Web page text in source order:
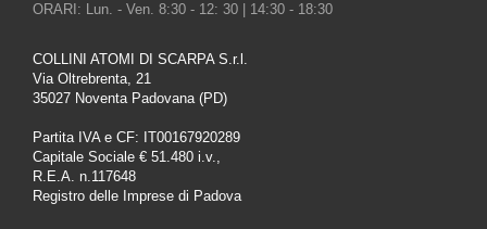
ORARI: Lun. - Ven. 8:30 - 12: 30 | 14:30 - 18:30
COLLINI ATOMI DI SCARPA S.r.l.
Via Oltrebrenta, 21
35027 Noventa Padovana (PD)
Partita IVA e CF: IT00167920289
Capitale Sociale € 51.480 i.v.,
R.E.A. n.117648
Registro delle Imprese di Padova